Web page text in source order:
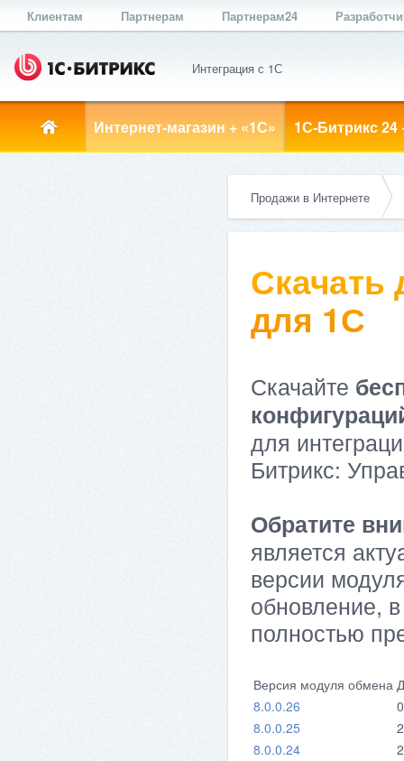
Клиентам Партнерам Партнерам24
Интеграция с 1С
Интернет-магазин + «1С» 1С-Битрикс 24
Продажи в Интернете
для 1С
Скачайте
для
Битрикс:
Обратите
является
версии
обновление,
полностью
Версия модуля обмена
8.0.0.26
8.0.0.25
8.0.0.24